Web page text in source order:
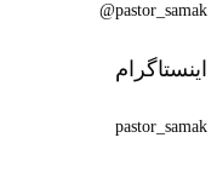
pastor_samak@
اینستاگرام
pastor_samak